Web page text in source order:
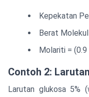
Kepekatan
Berat
Molariti =
Contoh 2:
Larutan glukosa 5%